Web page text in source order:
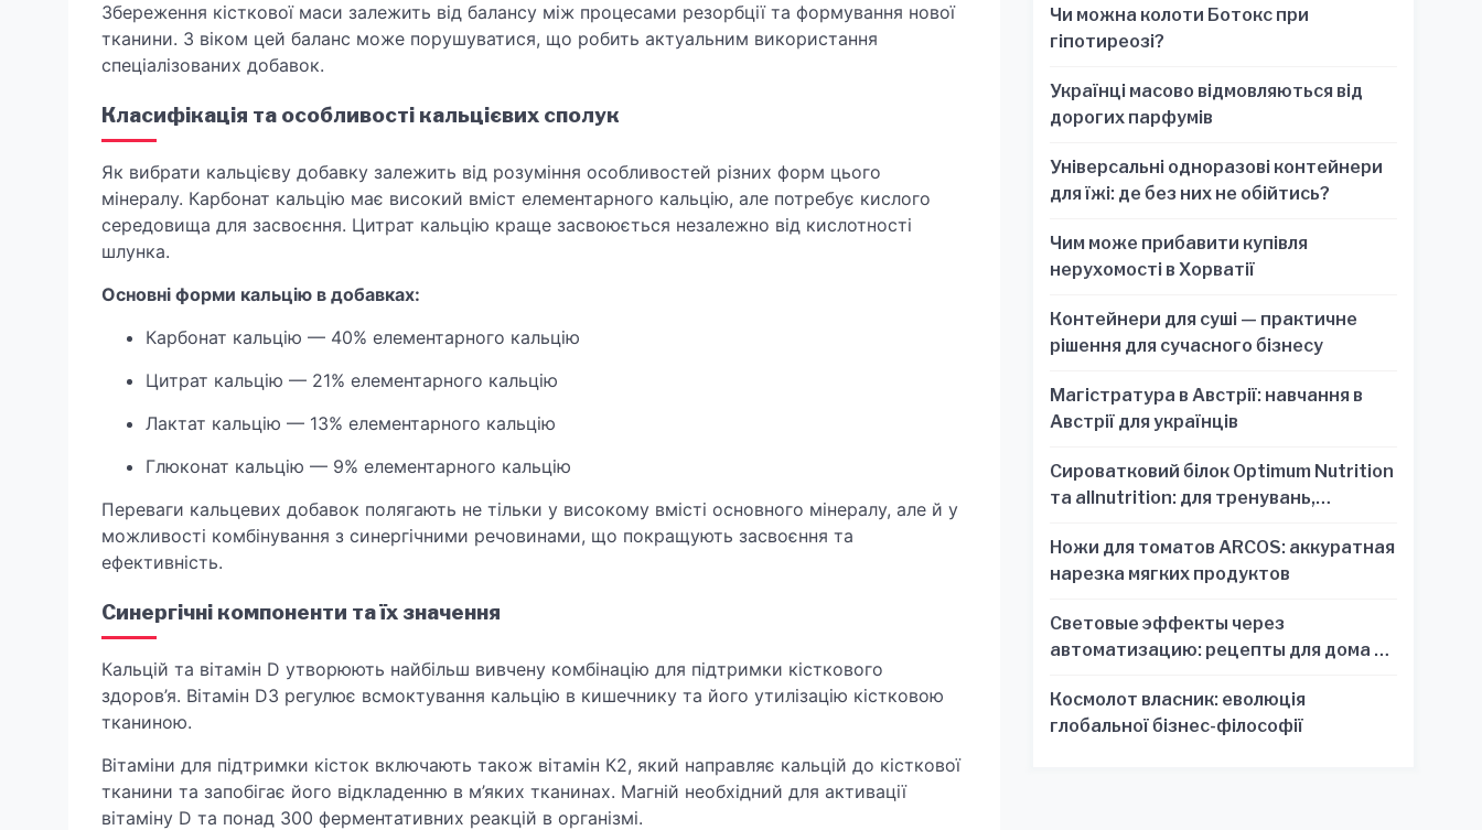
Збереження кісткової маси залежить від балансу між процесами резорбції та формування нової
тканини. З віком цей баланс може порушуватися, що робить актуальним використання
спеціалізованих добавок.
Класифікація та особливості кальцієвих сполук
Як вибрати кальцієву добавку залежить від розуміння особливостей різних форм цього
мінералу. Карбонат кальцію має високий вміст елементарного кальцію, але потребує кислого
середовища для засвоєння. Цитрат кальцію краще засвоюється незалежно від кислотності
шлунка.
Основні форми кальцію в добавках:
Карбонат кальцію — 40% елементарного кальцію
Цитрат кальцію — 21% елементарного кальцію
Лактат кальцію — 13% елементарного кальцію
Глюконат кальцію — 9% елементарного кальцію
Переваги кальцевих добавок полягають не тільки у високому вмісті основного мінералу, але й у
можливості комбінування з синергічними речовинами, що покращують засвоєння та
ефективність.
Синергічні компоненти та їх значення
Кальцій та вітамін D утворюють найбільш вивчену комбінацію для підтримки кісткового
здоров’я. Вітамін D3 регулює всмоктування кальцію в кишечнику та його утилізацію кістковою
тканиною.
Вітаміни для підтримки кісток включають також вітамін К2, який направляє кальцій до кісткової
тканини та запобігає його відкладенню в м’яких тканинах. Магній необхідний для активації
вітаміну D та понад 300 ферментативних реакцій в організмі.
решений
Чи можна колоти Ботокс при
гіпотиреозі?
Українці масово відмовляються від
дорогих парфумів
Універсальні одноразові контейнери
для їжі: де без них не обійтись?
Чим може прибавити купівля
нерухомості в Хорватії
Контейнери для суші — практичне
рішення для сучасного бізнесу
Магістратура в Австрії: навчання в
Австрії для українців
Сироватковий білок Optimum Nutrition
та allnutrition: для тренувань,
Ножи для томатов ARCOS: аккуратная
нарезка мягких продуктов
Световые эффекты через
автоматизацию: рецепты для дома и
Космолот власник: еволюція
глобальної бізнес-філософії